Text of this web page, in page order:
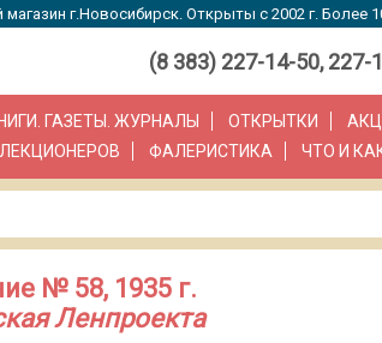
магазин г.Новосибирск. Открыты с 2002 г.
(8 383) 227-14-50, 227-
ГАЗЕТЫ. ЖУРНАЛЫ ОТКРЫТКИ
ФАЛЕРИСТИКА ЧТО И
№ 58, 1935 г.
Ленпроекта